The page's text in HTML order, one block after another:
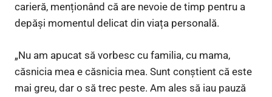
carieră, menționând că are nevoie de timp pentru a
depăși momentul delicat din viața personală.
„Nu am apucat să vorbesc cu familia, cu mama,
căsnicia mea e căsnicia mea. Sunt conștient că este
mai greu, dar o să trec peste. Am ales să iau pauză